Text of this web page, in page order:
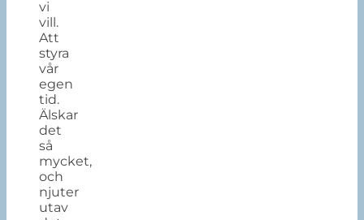
vi
vill.
Att
styra
vår
egen
tid.
Älskar
det
så
mycket,
och
njuter
utav